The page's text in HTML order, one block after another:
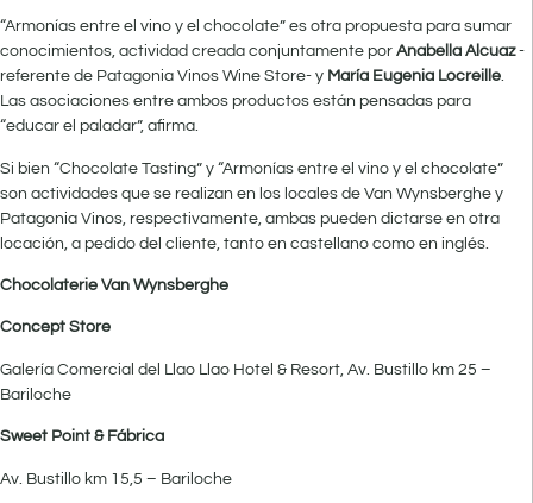
“Armonías entre el vino y el chocolate” es otra propuesta para sumar
conocimientos, actividad creada conjuntamente por Anabella Alcuaz-
referente de Patagonia Vinos Wine Store- y María Eugenia Locreille.
Las asociaciones entre ambos productos están pensadas para
“educar el paladar”, afirma.
Si bien “Chocolate Tasting” y “Armonías entre el vino y el chocolate”
son actividades que se realizan en los locales de Van Wynsberghe y
Patagonia Vinos, respectivamente, ambas pueden dictarse en otra
locación, a pedido del cliente, tanto en castellano como en inglés.
Chocolaterie Van Wynsberghe
Concept Store
Galería Comercial del Llao Llao Hotel & Resort, Av. Bustillo km 25 –
Bariloche
Sweet Point & Fábrica
Av. Bustillo km 15,5 – Bariloche